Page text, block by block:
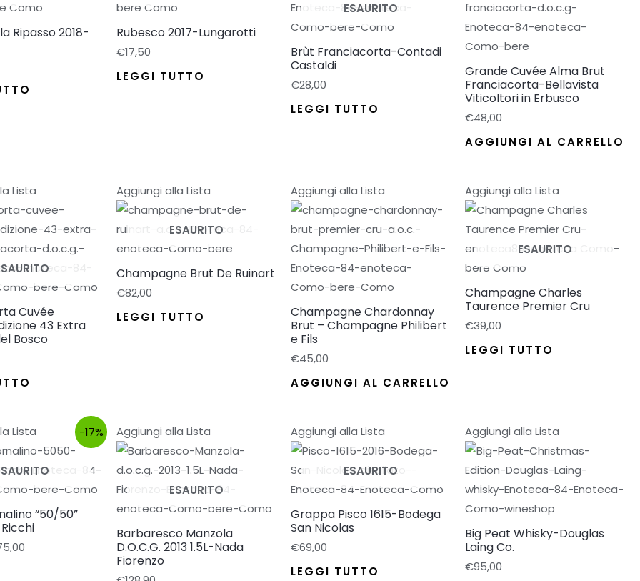
Ripasso 2018-
Rubesco 2017-Lungarotti
€17,50
LEGGI TUTTO
ESAURITO
Brùt Franciacorta-Contadi
Castaldi
€28,00
LEGGI TUTTO
Grande Cuvée Alma Brut
Franciacorta-Bellavista
Viticoltori in Erbusco
€48,00
AGGIUNGI AL CARRELLO
Lista
Cuvée
43 Extra
Bosco
Aggiungi alla Lista
ESAURITO
Champagne Brut De Ruinart
€82,00
LEGGI TUTTO
Aggiungi alla Lista
Champagne Chardonnay
Brut – Champagne Philibert
e Fils
€45,00
AGGIUNGI AL CARRELLO
Aggiungi alla Lista
ESAURITO
Champagne Charles
Taurence Premier Cru
€39,00
LEGGI TUTTO
Lista -17%
“50/50”
Fascia
Aggiungi alla Lista
ESAURITO
Barbaresco Manzola
D.O.C.G. 2013 1.5L-Nada
Fiorenzo
Aggiungi alla Lista
ESAURITO
Grappa Pisco 1615-Bodega
San Nicolas
€69,00
LEGGI TUTTO
Aggiungi alla Lista
Big Peat Whisky-Douglas
Laing Co.
€95,00